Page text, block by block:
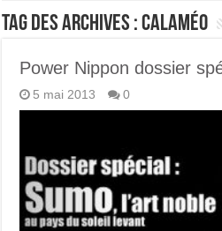
Tag des archives :Calaméo
Power Nippon dossier
5 mai 2013 0